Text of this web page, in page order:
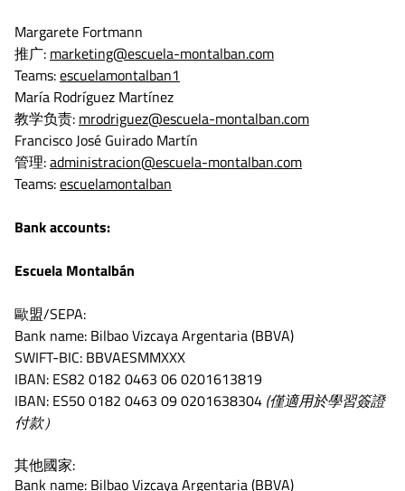
Margarete Fortmann
推广: marketing@escuela-montalban.com
Teams:escuelamontalban1
María Rodríguez Martínez
教学负责: mrodriguez@escuela-montalban.com
Francisco José Guirado Martín
管理:administracion@escuela-montalban.com
Teams:escuelamontalban
Bank accounts:
Escuela Montalbán
歐盟/SEPA:
Bank name: Bilbao Vizcaya Argentaria (BBVA)
SWIFT-BIC: BBVAESMMXXX
IBAN: ES82 0182 0463 06 0201613819
IBAN: ES50 0182 0463 09 0201638304 (僅適用於學習簽證
付款）
其他國家:
Bank name: Bilbao Vizcaya Argentaria (BBVA)